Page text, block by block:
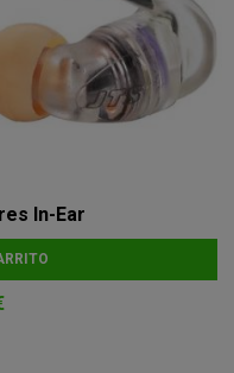
In-Ear